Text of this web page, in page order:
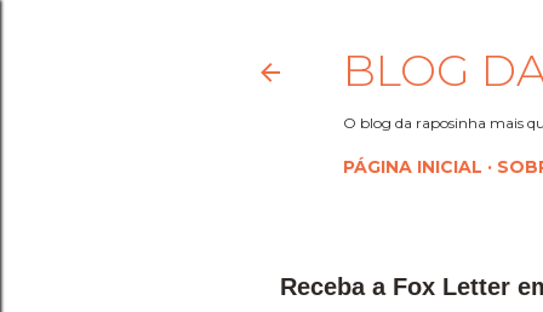
BLOG
O blog da raposinha mais
PÁGINA INICIAL
Receba a Fox Letter